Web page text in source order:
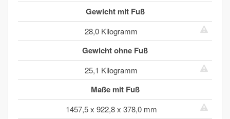
Gewicht mit Fuß
28,0 Kilogramm
Gewicht ohne Fuß
25,1 Kilogramm
Maße mit Fuß
1457,5 x 922,8 x 378,0 mm